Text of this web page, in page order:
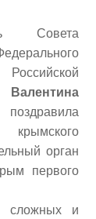
Совета
Валентина
поздравила
орган
первого
сложных и